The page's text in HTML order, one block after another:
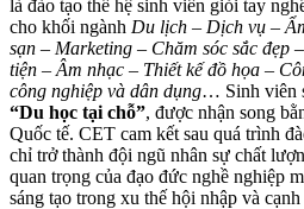
là đào tạo thế hệ sinh viên giỏi tay
cho khối ngành Du lịch – Dịch vụ –
sạn – Marketing – Chăm sóc sắc đẹp
tiện – Âm nhạc – Thiết kế đồ họa –
công nghiệp và dân dụng… Sinh viên
“Du học tại chỗ”, được nhận song
Quốc tế. CET cam kết sau quá trình
chỉ trở thành đội ngũ nhân sự chất
quan trọng của đạo đức nghề nghiệp
sáng tạo trong xu thế hội nhập và